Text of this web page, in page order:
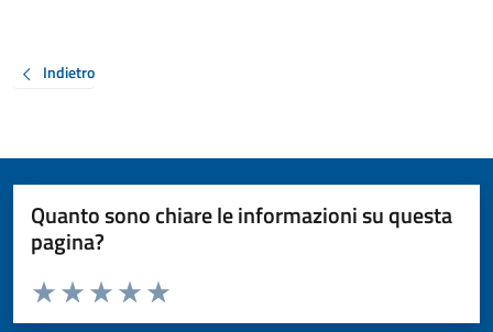
Indietro
Quanto sono chiare le informazioni su questa
pagina?
Valuta da 1 a 5 stelle la pagina
Valuta 5 stelle su 5
Valuta 4 stelle su 5
Valuta 3 stelle su 5
Valuta 2 stelle su 5
Valuta 1 stelle su 5